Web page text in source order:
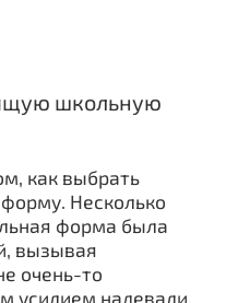
школьную
как выбрать
Несколько
форма была
вызывая
очень-то
усилием надевали.